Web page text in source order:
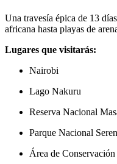
Una travesía épica de 13
africana hasta playas de
Lugares que visitarás:
Nairobi
Lago Nakuru
Reserva Nacional
Parque Nacional
Área de